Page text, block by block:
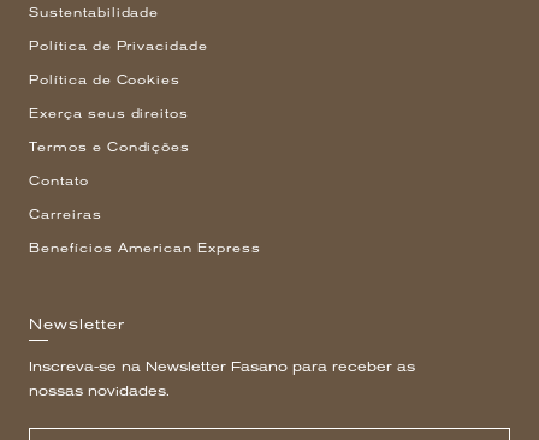
Sustentabilidade
Política de Privacidade
Política de Cookies
Exerça seus direitos
Termos e Condições
Contato
Carreiras
Benefícios American Express
Newsletter
Inscreva-se na Newsletter Fasano para receber as
nossas novidades.